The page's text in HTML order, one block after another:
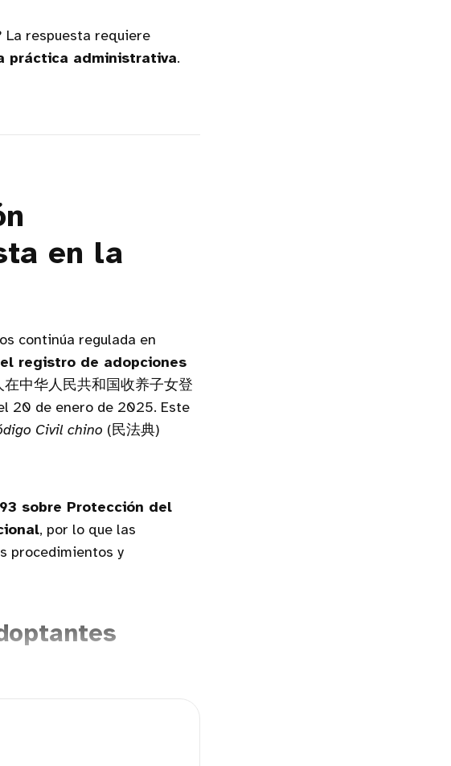
La respuesta requiere
práctica administrativa.
en la
continúa regulada en
registro de adopciones
在中华人民共和国收养子女登
20 de enero de 2025. Este
Civil chino (民法典)
sobre Protección del
, por lo que las
procedimientos y